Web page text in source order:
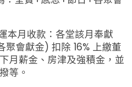
本月收款：各堂該月奉獻
會獻金) 扣除 16% 上繳董
月薪金、房津及強積金，並
等。